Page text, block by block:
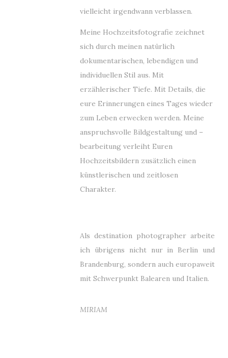
vielleicht irgendwann verblassen.
Meine Hochzeitsfotografie zeichnet
sich durch meinen natürlich
dokumentarischen, lebendigen und
individuellen Stil aus. Mit
erzählerischer Tiefe. Mit Details, die
eure Erinnerungen eines Tages wieder
zum Leben erwecken werden. Meine
anspruchsvolle Bildgestaltung und –
bearbeitung verleiht Euren
Hochzeitsbildern zusätzlich einen
künstlerischen und zeitlosen
Charakter.
Als destination photographer arbeite
ich übrigens nicht nur in Berlin und
Brandenburg, sondern auch europaweit
mit Schwerpunkt Balearen und Italien.
MIRIAM